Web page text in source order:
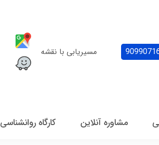
مسیریابی با نقشه
مشاوره آنلاین کارگاه روانشناسی